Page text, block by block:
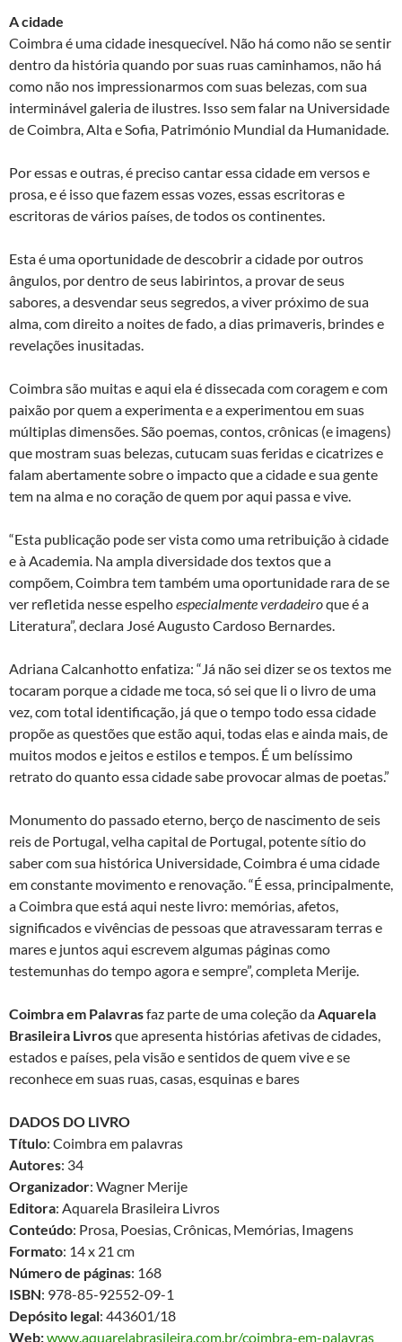
A cidade
Coimbra é uma cidade inesquecível. Não há como não se sentir
dentro da história quando por suas ruas caminhamos, não há
como não nos impressionarmos com suas belezas, com sua
interminável galeria de ilustres. Isso sem falar na Universidade
de Coimbra, Alta e Sofia, Património Mundial da Humanidade.
Por essas e outras, é preciso cantar essa cidade em versos e
prosa, e é isso que fazem essas vozes, essas escritoras e
escritoras de vários países, de todos os continentes.
Esta é uma oportunidade de descobrir a cidade por outros
ângulos, por dentro de seus labirintos, a provar de seus
sabores, a desvendar seus segredos, a viver próximo de sua
alma, com direito a noites de fado, a dias primaveris, brindes e
revelações inusitadas.
Coimbra são muitas e aqui ela é dissecada com coragem e com
paixão por quem a experimenta e a experimentou em suas
múltiplas dimensões. São poemas, contos, crônicas (e imagens)
que mostram suas belezas, cutucam suas feridas e cicatrizes e
falam abertamente sobre o impacto que a cidade e sua gente
tem na alma e no coração de quem por aqui passa e vive.
“Esta publicação pode ser vista como uma retribuição à cidade
e à Academia. Na ampla diversidade dos textos que a
compõem, Coimbra tem também uma oportunidade rara de se
ver refletida nesse espelhoespecialmente verdadeiroque é a
Literatura”, declara José Augusto Cardoso Bernardes.
Adriana Calcanhotto enfatiza: “Já não sei dizer se os textos me
tocaram porque a cidade me toca, só sei que li o livro de uma
vez, com total identificação, já que o tempo todo essa cidade
propõe as questões que estão aqui, todas elas e ainda mais, de
muitos modos e jeitos e estilos e tempos. É um belíssimo
retrato do quanto essa cidade sabe provocar almas de poetas.”
Monumento do passado eterno, berço de nascimento de seis
reis de Portugal, velha capital de Portugal, potente sítio do
saber com sua histórica Universidade, Coimbra é uma cidade
em constante movimento e renovação. “É essa, principalmente,
a Coimbra que está aqui neste livro: memórias, afetos,
significados e vivências de pessoas que atravessaram terras e
mares e juntos aqui escrevem algumas páginas como
testemunhas do tempo agora e sempre”, completa Merije.
Coimbra em Palavrasfaz parte de uma coleção daAquarela
Brasileira Livrosque apresenta histórias afetivas de cidades,
estados e países, pela visão e sentidos de quem vive e se
reconhece em suas ruas, casas, esquinas e bares
DADOS DO LIVRO
Título: Coimbra em palavras
Autores: 34
Organizador: Wagner Merije
Editora: Aquarela Brasileira Livros
Conteúdo: Prosa, Poesias, Crônicas, Memórias, Imagens
Formato: 14 x 21 cm
Número de páginas: 168
ISBN: 978-85-92552-09-1
Depósito legal: 443601/18
Web:www.aquarelabrasileira.com.br/coimbra-em-palavras